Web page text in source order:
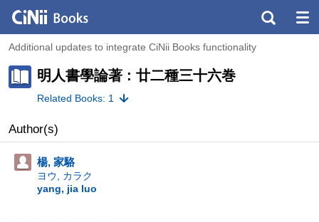
Additional updates to integrate CiNii Books functionality
明人書學論著 : 廿二種三十六巻
Related Books: 1
Author(s)
楊, 家駱
ヨウ, カラク
yang, jia luo